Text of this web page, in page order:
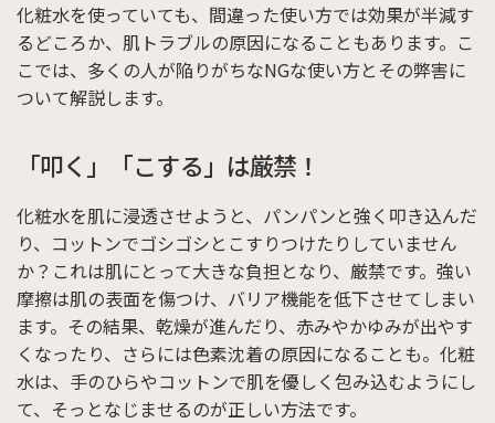
化粧水を使っていても、間違った使い方では効果が半減す
るどころか、肌トラブルの原因になることもあります。こ
こでは、多くの人が陥りがちなNGな使い方とその弊害に
ついて解説します。
「叩く」「こする」は厳禁！
化粧水を肌に浸透させようと、パンパンと強く叩き込んだ
り、コットンでゴシゴシとこすりつけたりしていません
か？これは肌にとって大きな負担となり、厳禁です。強い
摩擦は肌の表面を傷つけ、バリア機能を低下させてしまい
ます。その結果、乾燥が進んだり、赤みやかゆみが出やす
くなったり、さらには色素沈着の原因になることも。化粧
水は、手のひらやコットンで肌を優しく包み込むようにし
て、そっとなじませるのが正しい方法です。